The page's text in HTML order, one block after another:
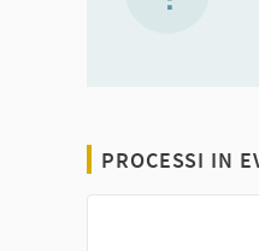
PROCESSI IN